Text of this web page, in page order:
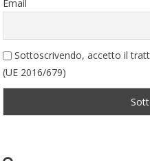
Email
Sottoscrivendo, accetto il
(UE 2016/679)